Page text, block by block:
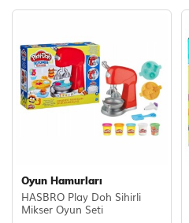
Oyun Hamurları
HASBRO Play Doh Sihirli
Mikser Oyun Seti